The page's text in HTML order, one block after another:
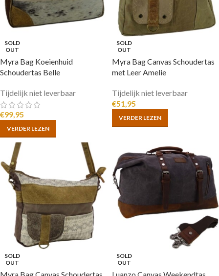
SOLD
OUT
Myra Bag Koeienhuid
Schoudertas Belle
Tijdelijk niet leverbaar
€99,95
VERDER LEZEN
SOLD
OUT
Myra Bag Canvas Schoudertas
met Leer Amelie
Tijdelijk niet leverbaar
€51,95
VERDER LEZEN
SOLD
OUT
SOLD
OUT